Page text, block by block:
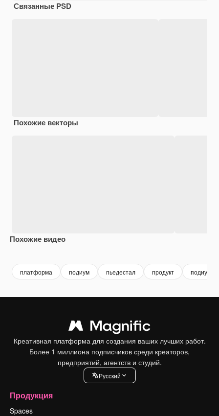
Связанные PSD
Похожие векторы
Похожие видео
платформа подиум пьедестал продукт подиум
Креативная платформа для создания ваших лучших работ.
Более 1 миллиона подписчиков среди креаторов,
предприятий, агентств и студий.
Pусский
Продукция
Spaces